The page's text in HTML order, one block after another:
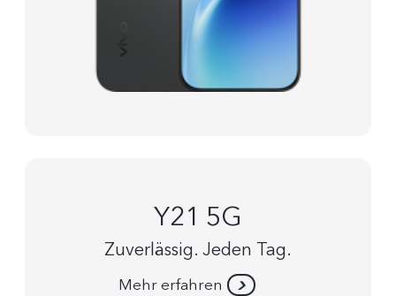
Y21 5G
Zuverlässig. Jeden Tag.
Mehr erfahren